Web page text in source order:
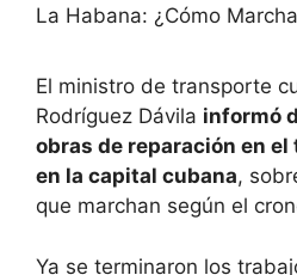
La Habana: ¿Cómo
El ministro de transporte
Rodríguez Dávila informó
obras de reparación en
en la capital cubana,
que marchan según el
Ya se terminaron los